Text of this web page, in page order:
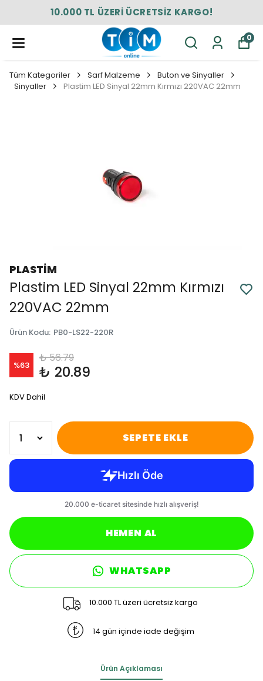
10.000 TL ÜZERİ ÜCRETSİZ KARGO!
0
Tüm Kategoriler Sarf Malzeme
Buton ve Sinyaller
Sinyaller
Plastim LED Sinyal 22mm Kırmızı 220VAC 22mm
PLASTİM
Plastim LED Sinyal 22mm Kırmızı
220VAC 22mm
Ürün Kodu: PB0-LS22-220R
%63
₺ 56.79
₺ 20.89
KDV Dahil
SEPETE EKLE
HEMEN AL
WHATSAPP
10.000 TL üzeri ücretsiz kargo
14 gün içinde iade değişim
Ürün Açıklaması